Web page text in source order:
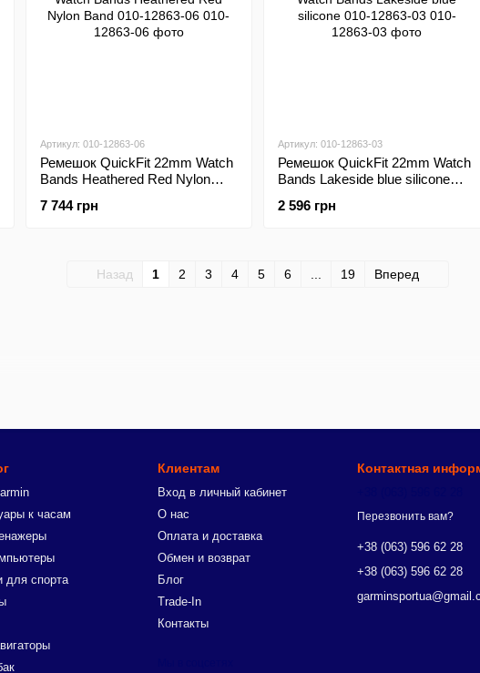
Артикул: 010-12863-06
Ремешок QuickFit 22mm Watch
Bands Heathered Red Nylon
7 744 грн
Артикул: 010-12863-03
Ремешок QuickFit 22mm Watch
Bands Lakeside blue silicone
2 596 грн
Назад 1 2 3 4 5 6 19 Вперед
к часам
для спорта
Клиентам
Вход в личный кабинет
О нас
Оплата и доставка
Обмен и возврат
Блог
Trade-In
Контакты
Контактная
Перезвонить вам?
+38 (063) 596 62 28
+38 (063) 596 62 28